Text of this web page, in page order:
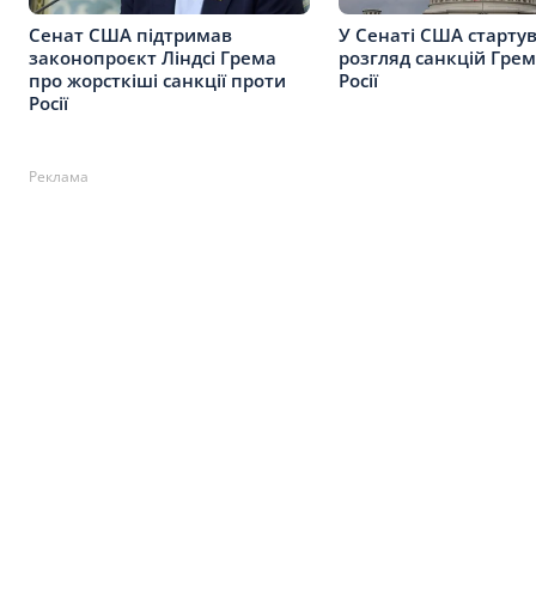
Сенат США підтримав
законопроєкт Ліндсі Грема
про жорсткіші санкції проти
Росії
У Сенаті США
розгляд санкцій
Росії
Реклама